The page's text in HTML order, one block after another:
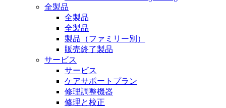
全製品
全製品
全製品
製品（ファミリー別）
販売終了製品
サービス
サービス
ケアサポートプラン
修理調整機器
修理と校正